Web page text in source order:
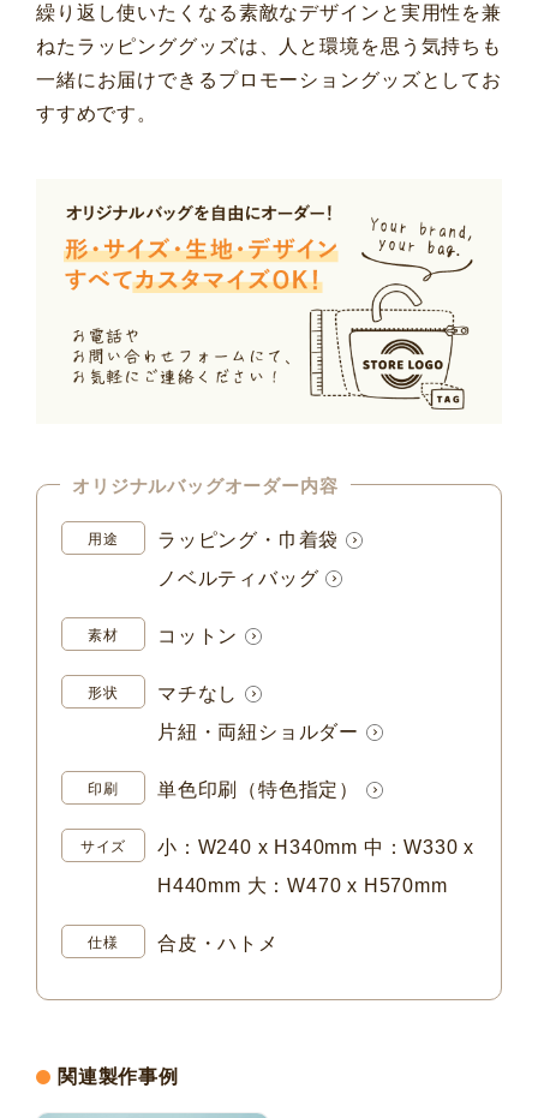
繰り返し使いたくなる素敵なデザインと実用性を兼
ねたラッピンググッズは、人と環境を思う気持ちも
一緒にお届けできるプロモーショングッズとしてお
すすめです。
オリジナルバッグオーダー内容
用途
ラッピング・巾着袋
ノベルティバッグ
素材 コットン
形状
マチなし
片紐・両紐ショルダー
印刷 単色印刷（特色指定）
サイズ
小：W240 x H340mm 中：W330 x
H440mm 大：W470 x H570mm
仕様 合皮・ハトメ
関連製作事例